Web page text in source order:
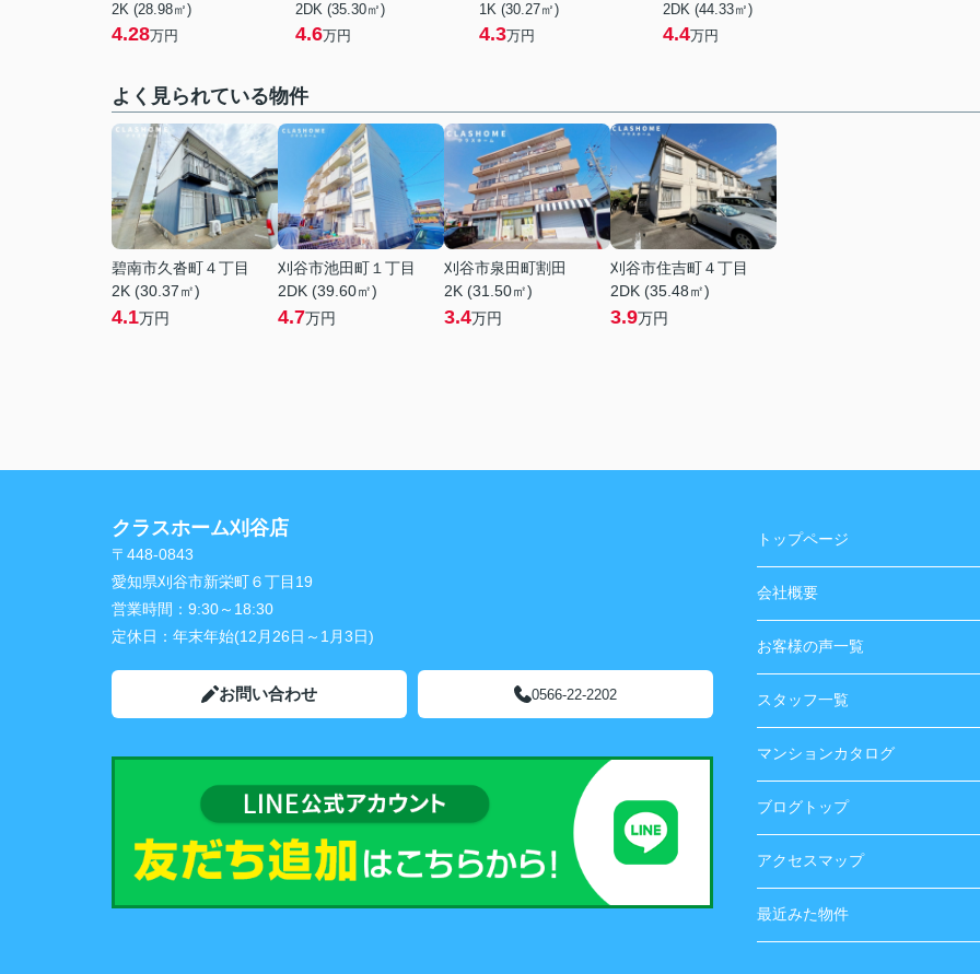
2K (28.98㎡)
4.28万円
2DK (35.30㎡)
4.6万円
1K (30.27㎡)
4.3万円
2DK (44.33㎡)
4.4万円
よく見られている物件
碧南市久沓町４丁目
2K (30.37㎡)
4.1万円
刈谷市池田町１丁目
2DK (39.60㎡)
4.7万円
刈谷市泉田町割田
2K (31.50㎡)
3.4万円
刈谷市住吉町４丁目
2DK (35.48㎡)
3.9万円
クラスホーム刈谷店
〒448-0843
愛知県刈谷市新栄町６丁目19
営業時間： 9:30～18:30
定休日： 年末年始(12月26日～1月3日)
お問い合わせ 0566-22-2202
トップページ
会社概要
お客様の声一覧
スタッフ一覧
マンションカタログ
ブログトップ
アクセスマップ
最近みた物件